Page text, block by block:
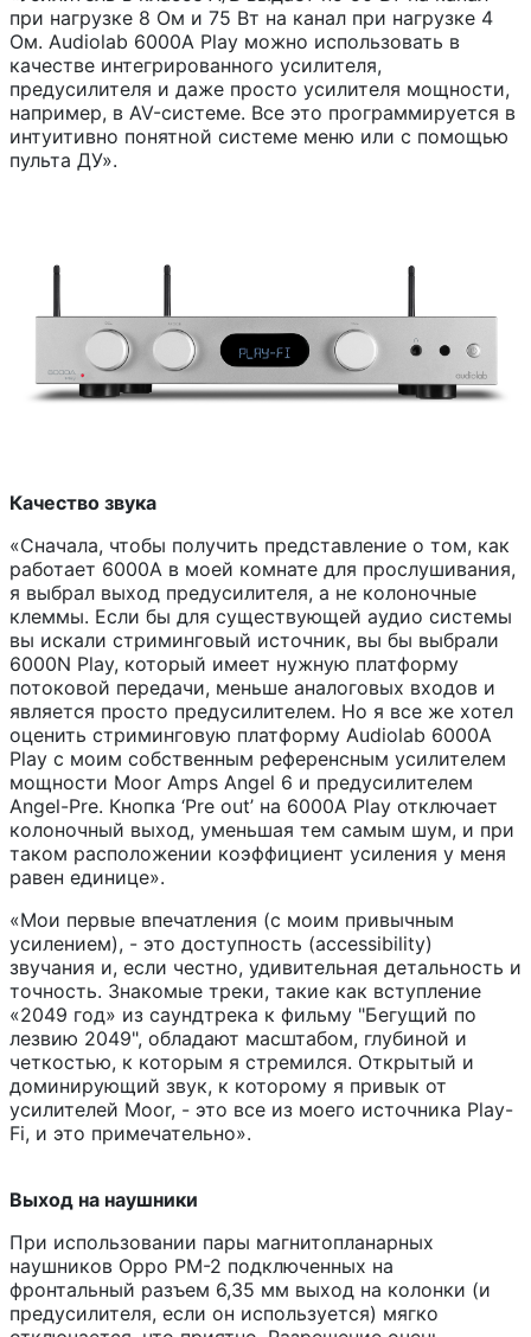
при нагрузке 8 Ом и 75 Вт на канал при нагрузке 4
Ом. Audiolab 6000A Play можно использовать в
качестве интегрированного усилителя,
предусилителя и даже просто усилителя мощности,
например, в AV-системе. Все это программируется в
интуитивно понятной системе меню или с помощью
пульта ДУ».
Качество звука
«Сначала, чтобы получить представление о том, как
работает 6000A в моей комнате для прослушивания,
я выбрал выход предусилителя, а не колоночные
клеммы. Если бы для существующей аудио системы
вы искали стриминговый источник, вы бы выбрали
6000N Play, который имеет нужную платформу
потоковой передачи, меньше аналоговых входов и
является просто предусилителем. Но я все же хотел
оценить стриминговую платформу Audiolab 6000A
Play с моим собственным референсным усилителем
мощности Moor Amps Angel 6 и предусилителем
Angel-Pre. Кнопка ‘Pre out’ на 6000A Play отключает
колоночный выход, уменьшая тем самым шум, и при
таком расположении коэффициент усиления у меня
равен единице».
«Мои первые впечатления (с моим привычным
усилением), - это доступность (accessibility)
звучания и, если честно, удивительная детальность и
точность. Знакомые треки, такие как вступление
«2049 год» из саундтрека к фильму "Бегущий по
лезвию 2049", обладают масштабом, глубиной и
четкостью, к которым я стремился. Открытый и
доминирующий звук, к которому я привык от
усилителей Moor, - это все из моего источника Play-
Fi, и это примечательно».
Выход на наушники
При использовании пары магнитопланарных
наушников Oppo PM-2 подключенных на
фронтальный разъем 6,35 мм выход на колонки (и
предусилителя, если он используется) мягко